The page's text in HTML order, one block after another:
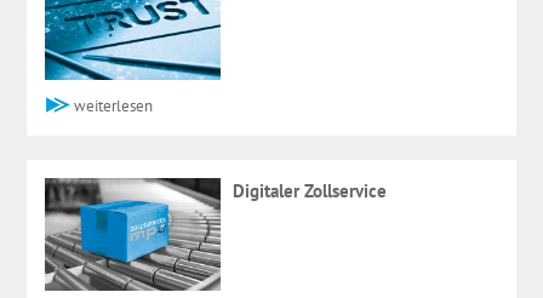
weiterlesen
Digitaler Zollservice